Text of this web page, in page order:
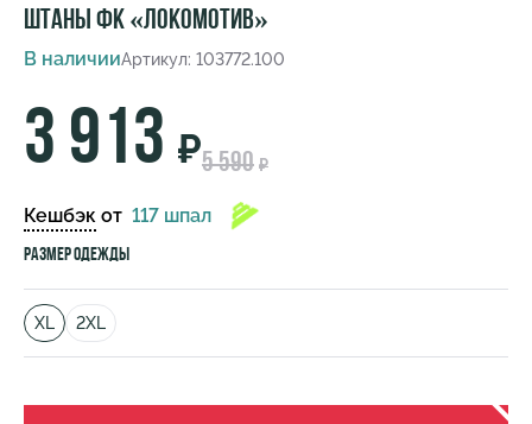
Штаны ФК «Локомотив»
В наличииАртикул: 103772.100
3 913 ₽5 590 ₽
Кешбэк от 117 шпал
Размер одежды
XL 2XL